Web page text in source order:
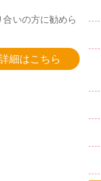
いの方に勧めら
細はこちら